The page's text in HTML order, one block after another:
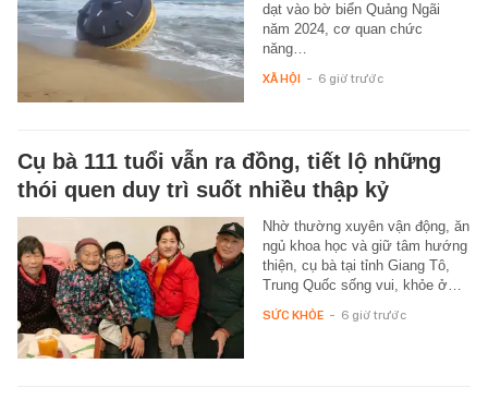
dạt vào bờ biển Quảng Ngãi
năm 2024, cơ quan chức
năng…
XÃ HỘI - 6 giờ trước
Cụ bà 111 tuổi vẫn ra đồng, tiết lộ những
thói quen duy trì suốt nhiều thập kỷ
Nhờ thường xuyên vận động, ăn
ngủ khoa học và giữ tâm hướng
thiện, cụ bà tại tỉnh Giang Tô,
Trung Quốc sống vui, khỏe ở…
SỨC KHỎE - 6 giờ trước